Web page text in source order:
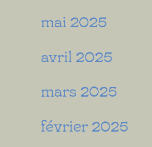
mai 2025
avril 2025
mars 2025
février 2025